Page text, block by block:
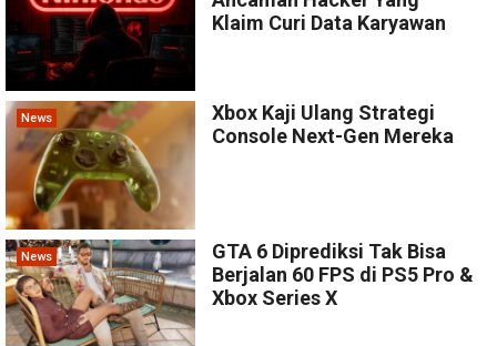
Klaim Curi Data Karyawan
News
Xbox Kaji Ulang Strategi
Console Next-Gen Mereka
News
GTA 6 Diprediksi Tak Bisa
Berjalan 60 FPS di PS5 Pro &
Xbox Series X